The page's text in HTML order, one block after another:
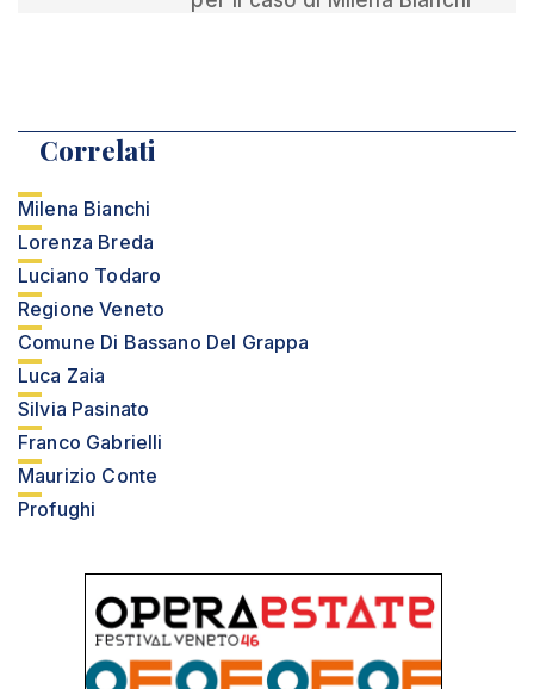
Correlati
Milena Bianchi
Lorenza Breda
Luciano Todaro
Regione Veneto
Comune Di Bassano Del Grappa
Luca Zaia
Silvia Pasinato
Franco Gabrielli
Maurizio Conte
Profughi